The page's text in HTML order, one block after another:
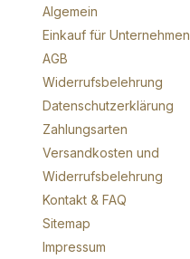
Algemein
Einkauf für Unternehmen
AGB
Widerrufsbelehrung
Datenschutzerklärung
Zahlungsarten
Versandkosten und
Widerrufsbelehrung
Kontakt & FAQ
Sitemap
Impressum